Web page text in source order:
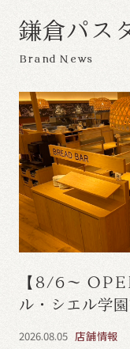
鎌倉パ ス
Brand News
【8/6～
ル・シエル学
2026.08.05 店舗情報